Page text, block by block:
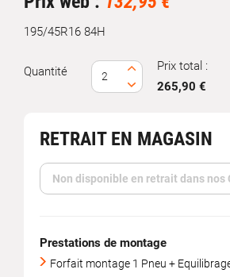
195/45R16 84H
Quantité
Prix total :
265,90 €
RETRAIT EN MAGASIN
Non disponible en retrait dans nos
Prestations de montage
Forfait montage 1 Pneu +